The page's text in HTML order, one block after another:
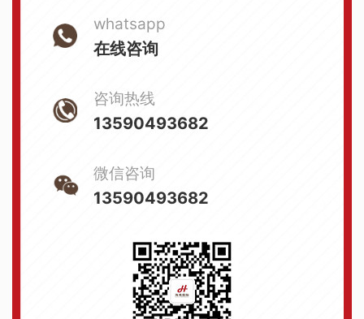
whatsapp
在线咨询
咨询热线
13590493682
微信咨询
13590493682